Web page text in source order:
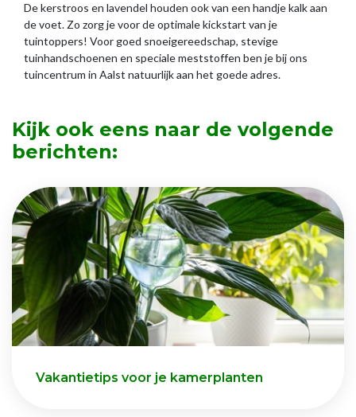
De kerstroos en lavendel houden ook van een handje kalk aan
de voet. Zo zorg je voor de optimale kickstart van je
tuintoppers! Voor goed snoeigereedschap, stevige
tuinhandschoenen en speciale meststoffen ben je bij ons
tuincentrum in Aalst natuurlijk aan het goede adres.
Kijk ook eens naar de volgende
berichten:
Vakantietips voor je kamerplanten